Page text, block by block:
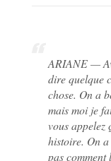
ARIANE —
dire quelque
chose. On a
mais moi je
vous appelez
histoire. On
pas